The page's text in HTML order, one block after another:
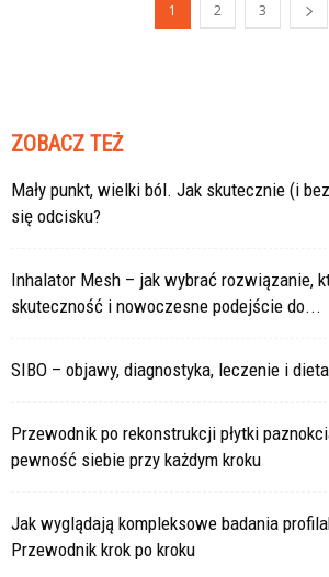
1 2 3
ZOBACZ TEŻ
Mały punkt, wielki ból. Jak skutecznie (i
się odcisku?
Inhalator Mesh – jak wybrać rozwiązanie,
skuteczność i nowoczesne podejście do...
SIBO – objawy, diagnostyka, leczenie i dieta
Przewodnik po rekonstrukcji płytki
pewność siebie przy każdym kroku
Jak wyglądają kompleksowe badania
Przewodnik krok po kroku